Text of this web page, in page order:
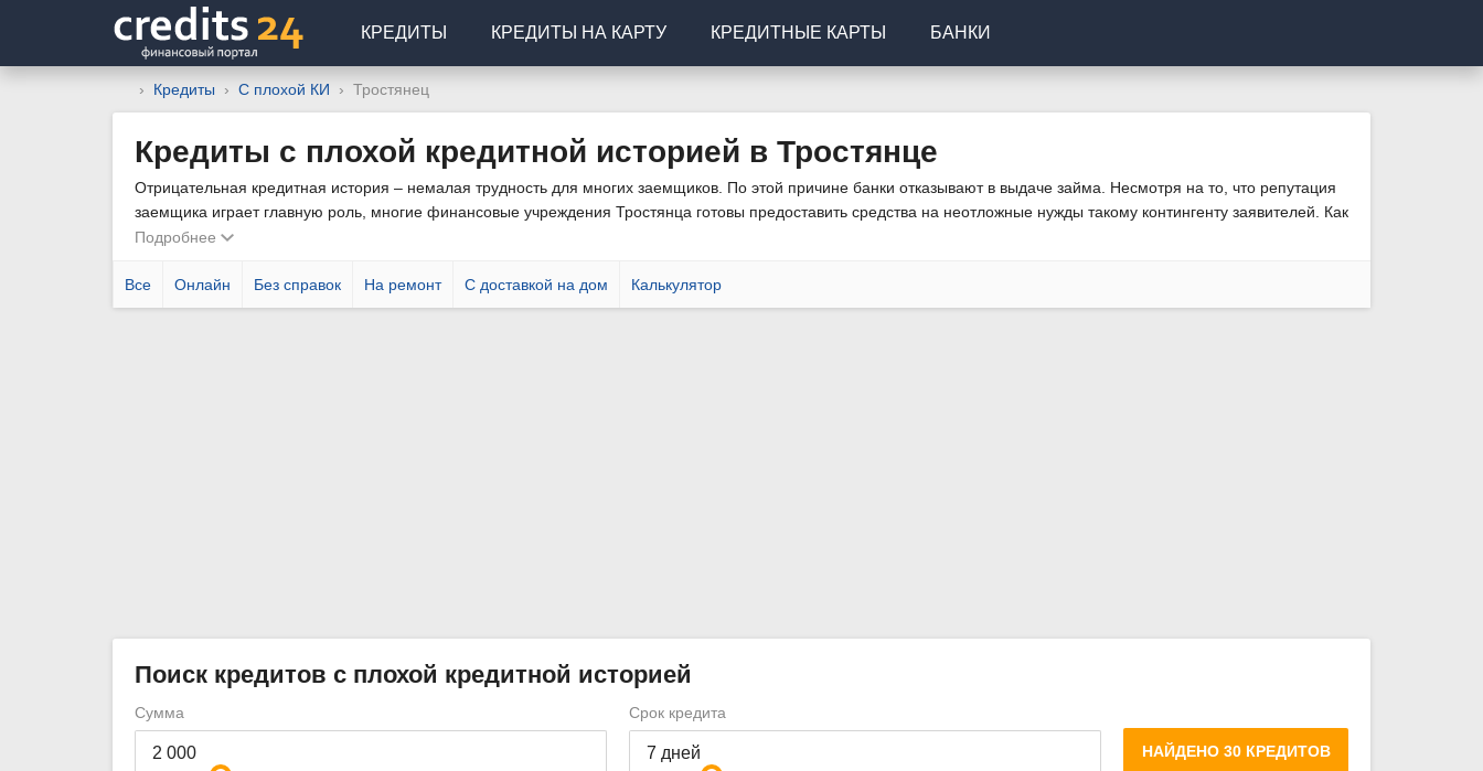
КРЕДИТЫ КРЕДИТЫ НА КАРТУ КРЕДИТНЫЕ КАРТЫ БАНКИ
Кредиты С плохой КИ Тростянец
Кредиты с плохой кредитной историей в Тростянце
Отрицательная кредитная история – немалая трудность для многих заемщиков. По этой причине банки отказывают в выдаче займа. Несмотря на то, что репутация
заемщика играет главную роль, многие финансовые учреждения Тростянца готовы предоставить средства на неотложные нужды такому контингенту заявителей. Как
правило, для оформления ссуды может потребоваться порука или обеспечение, что существенно повысит шансы на получение положительного решения.
Подробнее
Все Онлайн Без справок На ремонт С доставкой на дом Калькулятор
Поиск кредитов с плохой кредитной историей
Сумма Срок кредита
НАЙДЕНО 30 КРЕДИТОВ